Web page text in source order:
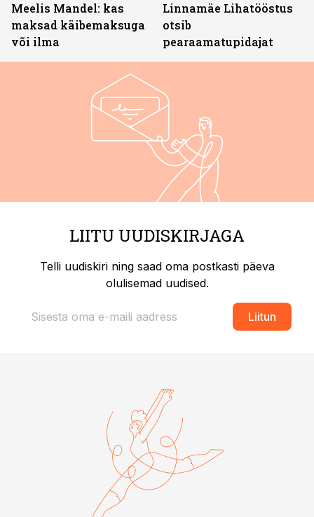
Meelis Mandel: kas
maksad käibemaksuga
või ilma
Linnamäe Lihatööstus
otsib
pearaamatupidajat
LIITU UUDISKIRJAGA
Telli uudiskiri ning saad oma postkasti päeva
olulisemad uudised.
Liitun